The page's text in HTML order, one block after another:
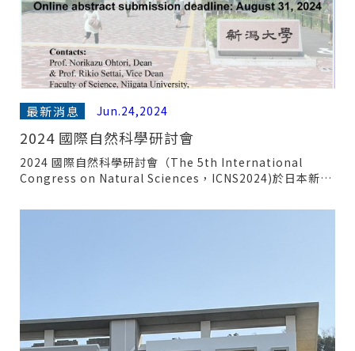
最新消息 Jun.24,2024
2024 國際自然科學研討會
2024 國際自然科學研討會（The 5th International
Congress on Natural Sciences，ICNS2024)於日本新潟
並建立國內外自然科學專家學者之相互交流及聯繫之管道與